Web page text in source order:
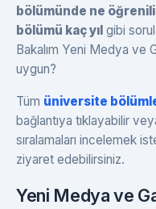
bölümünde ne
bölümü kaç yıl gibi
Bakalım Yeni Medya ve
uygun?
Tüm üniversite
bağlantıya tıklayabilir
sıralamaları incelemek
ziyaret edebilirsiniz.
Yeni Medya ve